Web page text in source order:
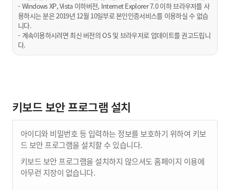
- Windows XP, Vista 이하버전, Internet Explorer 7.0 이하 브라우저를 사
용하시는 분은 2019년 12월 10일부로 본인인증서비스를 이용하실 수 없습
니다.
- 계속이용하시려면 최신 버전의 OS 및 브라우저로 업데이트를 권고드립니
다.
키보드 보안 프로그램 설치
아이디와 비밀번호 등 입력하는 정보를 보호하기 위하여 키보
드 보안 프로그램을 설치할 수 있습니다.
키보드 보안 프로그램을 설치하지 않으셔도 홈페이지 이용에
아무런 지장이 없습니다.